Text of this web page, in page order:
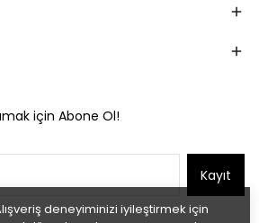
deneyiminizi iyileştirmek için
için Abone Ol!
Kayıt